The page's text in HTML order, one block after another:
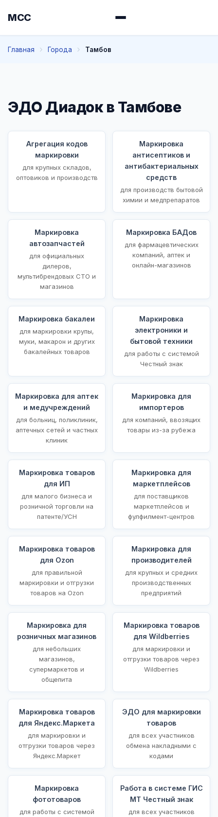
МСС
Главная Города Тамбов
ЭДО Диадок в Тамбове
Агрегация кодов
маркировки
для крупных складов,
оптовиков и производств
Маркировка
антисептиков и
антибактериальных
средств
для производств бытовой
химии и медпрепаратов
Маркировка
автозапчастей
для официальных
дилеров,
мультибрендовых СТО и
магазинов
Маркировка БАДов
для фармацевтических
компаний, аптек и
онлайн-магазинов
Маркировка бакалеи
для маркировки крупы,
муки, макарон и других
бакалейных товаров
Маркировка
электроники и
бытовой техники
для работы с системой
Честный знак
Маркировка для аптек
и медучреждений
для больниц, поликлиник,
аптечных сетей и частных
клиник
Маркировка для
импортеров
для компаний, ввозящих
товары из-за рубежа
Маркировка товаров
для ИП
для малого бизнеса и
розничной торговли на
патенте/УСН
Маркировка для
маркетплейсов
для поставщиков
маркетплейсов и
фулфилмент-центров
Маркировка товаров
для Ozon
для правильной
маркировки и отгрузки
товаров на Ozon
Маркировка для
производителей
для крупных и средних
производственных
предприятий
Маркировка для
розничных магазинов
для небольших
магазинов,
супермаркетов и
общепита
Маркировка товаров
для Wildberries
для маркировки и
отгрузки товаров через
Wildberries
Маркировка товаров
для Яндекс.Маркета
для маркировки и
отгрузки товаров через
Яндекс.Маркет
ЭДО для маркировки
товаров
для всех участников
обмена накладными с
кодами
Маркировка
фототоваров
для работы с системой
Работа в системе ГИС
МТ Честный знак
для всех участников